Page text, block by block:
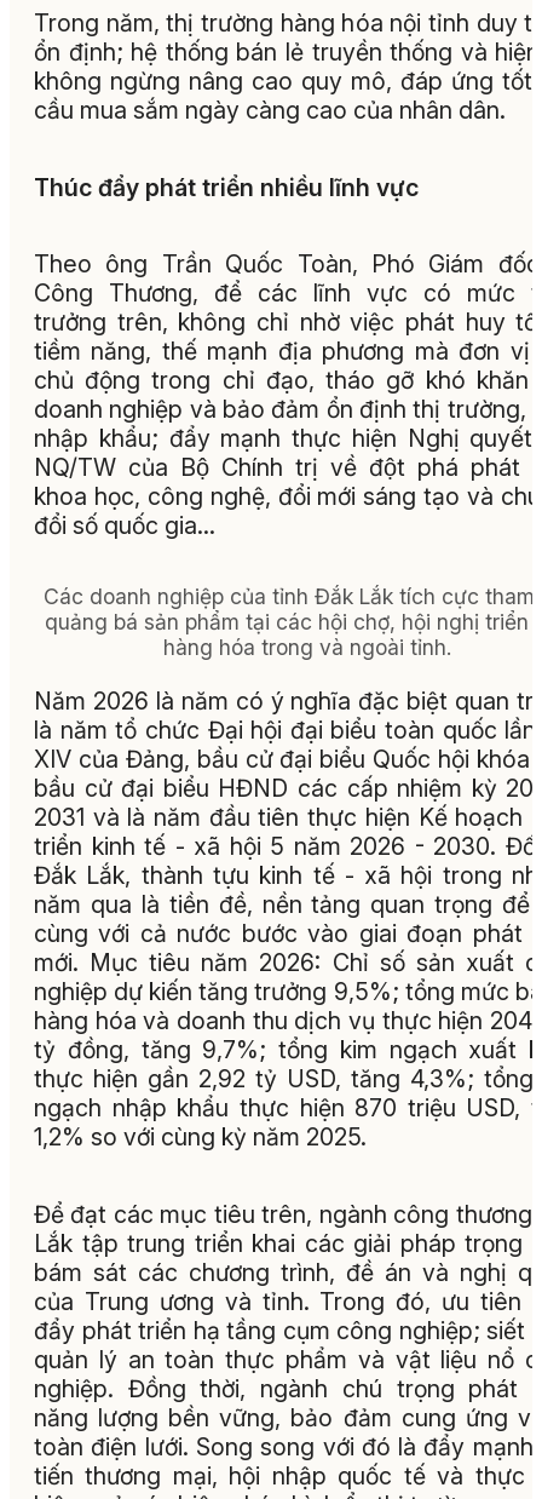
Trong năm, thị trường hàng hóa nội tỉnh duy
ổn định; hệ thống bán lẻ truyền thống và
không ngừng nâng cao quy mô, đáp ứng tốt
cầu mua sắm ngày càng cao của nhân dân.
Thúc đẩy phát triển nhiều lĩnh vực
Theo ông Trần Quốc Toàn, Phó Giám
Công Thương, để các lĩnh vực có mức
trưởng trên, không chỉ nhờ việc phát huy
tiềm năng, thế mạnh địa phương mà đơn vị
chủ động trong chỉ đạo, tháo gỡ khó khăn
doanh nghiệp và bảo đảm ổn định thị trường,
nhập khẩu; đẩy mạnh thực hiện Nghị quyết
NQ/TW của Bộ Chính trị về đột phá phát
khoa học, công nghệ, đổi mới sáng tạo và
đổi số quốc gia...
Các doanh nghiệp của tỉnh Đắk Lắk tích cực tham
quảng bá sản phẩm tại các hội chợ, hội nghị triển
hàng hóa trong và ngoài tỉnh.
Năm 2026 là năm có ý nghĩa đặc biệt quan
là năm tổ chức Đại hội đại biểu toàn quốc
XIV của Đảng, bầu cử đại biểu Quốc hội khóa
bầu cử đại biểu HĐND các cấp nhiệm kỳ
2031 và là năm đầu tiên thực hiện Kế hoạch
triển kinh tế - xã hội 5 năm 2026 - 2030.
Đắk Lắk, thành tựu kinh tế - xã hội trong
năm qua là tiền đề, nền tảng quan trọng để
cùng với cả nước bước vào giai đoạn phát
mới. Mục tiêu năm 2026: Chỉ số sản xuất
nghiệp dự kiến tăng trưởng 9,5%; tổng mức
hàng hóa và doanh thu dịch vụ thực hiện
tỷ đồng, tăng 9,7%; tổng kim ngạch xuất
thực hiện gần 2,92 tỷ USD, tăng 4,3%; tổng
ngạch nhập khẩu thực hiện 870 triệu USD,
1,2% so với cùng kỳ năm 2025.
Để đạt các mục tiêu trên, ngành công thương
Lắk tập trung triển khai các giải pháp trọng
bám sát các chương trình, đề án và nghị
của Trung ương và tỉnh. Trong đó, ưu tiên
đẩy phát triển hạ tầng cụm công nghiệp; siết
quản lý an toàn thực phẩm và vật liệu nổ
nghiệp. Đồng thời, ngành chú trọng phát
năng lượng bền vững, bảo đảm cung ứng
toàn điện lưới. Song song với đó là đẩy mạnh
tiến thương mại, hội nhập quốc tế và thực